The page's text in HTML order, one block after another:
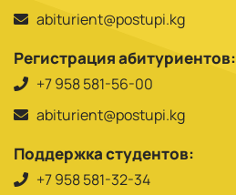
abiturient@postupi.kg
Регистрация абитуриентов:
+7 958 581-56-00
abiturient@postupi.kg
Поддержка студентов:
+7 958 581-32-34